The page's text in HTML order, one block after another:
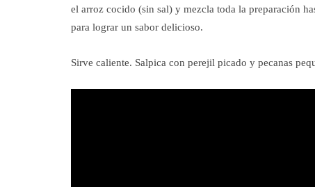
el arroz cocido (sin sal) y mezcla toda la preparación
para lograr un sabor delicioso.
Sirve caliente. Salpica con perejil picado y pecanas